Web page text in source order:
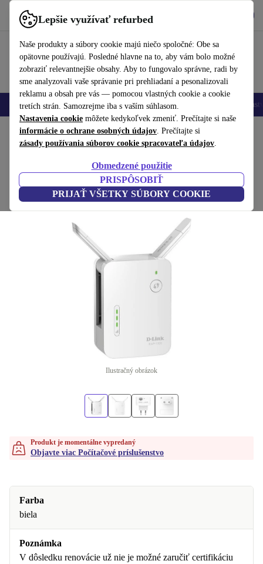
Lepšie využívať refurbed
Naše produkty a súbory cookie majú niečo spoločné: Obe sa
opätovne používajú. Posledné hlavne na to, aby vám bolo možné
zobraziť relevantnejšie obsahy. Aby to fungovalo správne, radi by
sme analyzovali vaše správanie pri prehliadaní a pesonalizovali
reklamu a obsah pre vás — pomocou vlastných cookie a cookie
tretích strán. Samozrejme iba s vaším súhlasom.
Nastavenia cookie môžete kedykoľvek zmeniť. Prečítajte si naše
informácie o ochrane osobných údajov. Prečítajte si
zásady používania súborov cookie spracovateľa údajov.
Obmedzené použitie
PRISPÔSOBIŤ
PRIJAŤ VŠETKY SÚBORY COOKIE
používať refurbed rýchlo a jednoducho
Mobilné telefóny Laptopy Tablety Inteligentné hodinky
Domov Produkty Príslušenstvo Počítačové príslušenstvo
D-Link DAP-1330/E
Biela
(Zbieranie recenzií)
Ilustračný obrázok
Produkt je momentálne vypredaný
Objavte viac Počítačové príslušenstvo
Farba
biela
Poznámka
V dôsledku renovácie už nie je možné zaručiť certifikáciu